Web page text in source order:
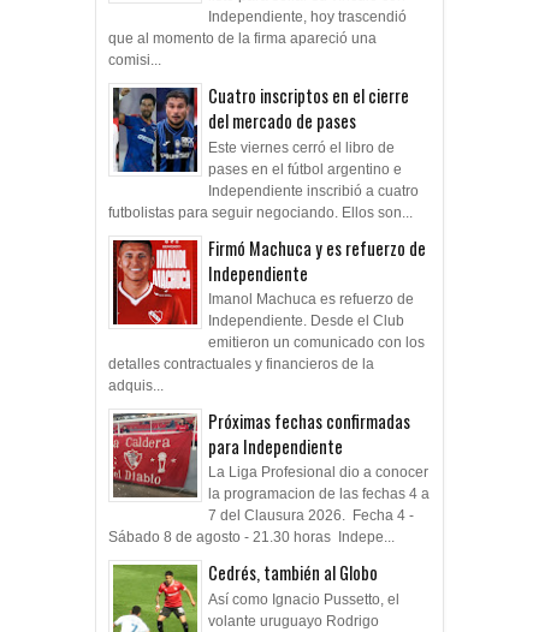
Independiente, hoy trascendió
que al momento de la firma apareció una
comisi...
Cuatro inscriptos en el cierre
del mercado de pases
Este viernes cerró el libro de
pases en el fútbol argentino e
Independiente inscribió a cuatro
futbolistas para seguir negociando. Ellos son...
Firmó Machuca y es refuerzo de
Independiente
Imanol Machuca es refuerzo de
Independiente. Desde el Club
emitieron un comunicado con los
detalles contractuales y financieros de la
adquis...
Próximas fechas confirmadas
para Independiente
La Liga Profesional dio a conocer
la programacion de las fechas 4 a
7 del Clausura 2026. Fecha 4 -
Sábado 8 de agosto - 21.30 horas Indepe...
Cedrés, también al Globo
Así como Ignacio Pussetto, el
volante uruguayo Rodrigo